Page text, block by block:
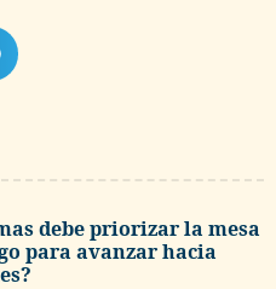
debe priorizar la mesa
para avanzar hacia